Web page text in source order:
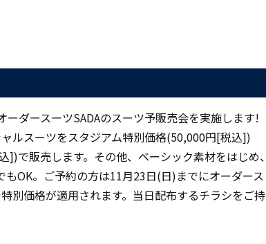
ダースーツSADAのスーツ予販売会を実施します!
ルスーツをスタジアム特別価格(50,000円[税込])
で販売します。その他、ベーシック素材をはじめ、
OK。ご予約の方は11月23日(日)までにオーダース
別価格が適用されます。当日配布するチラシをご持